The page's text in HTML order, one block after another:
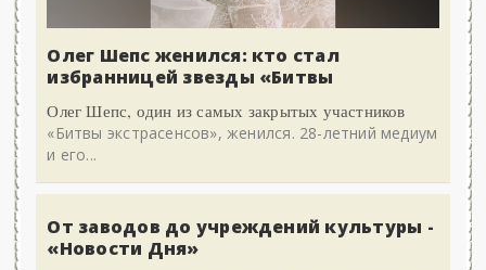
Олег Шепс женился: кто стал
избранницей звезды «Битвы
Олег Шепс, один из самых закрытых участников
«Битвы экстрасенсов», женился. 28-летний медиум
и его...
От заводов до учреждений культуры -
«Новости Дня»